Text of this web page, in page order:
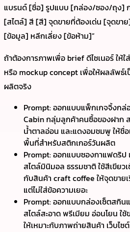
แบรนด์ [ชื่อ] รูปแบบ [กล่อง/ซอง/ถุง]
[สไตล์] สี [สี] จุดขายที่ต้องเด่น [จุดขา
[ข้อมูล] หลีกเลี่ยง [ข้อห้าม]”
ถ้าต้องการภาพเพื่อ brief ดีไซเนอร์ ให้
หรือ mockup concept เพื่อให้ผลลัพธ์
ผลิตจริง
Prompt: ออกแบบแพ็กเกจจิ้งก
Cabin กลุ่มลูกค้าคนซื้อของฝาก
น้ำตาลอ่อน และแดงอมชมพู ให้ชื่
พื้นที่สำหรับสติกเกอร์วันผลิต
Prompt: ออกแบบซองกาแฟดริป
สไตล์มินิมอล ธรรมชาติ ใช้สีเขียว
กับสินค้า craft coffee ให้จุดขาย
แต่ไม่ใส่ข้อความเยอะ
Prompt: ออกแบบกล่องเซ็ตสกิน
สไตล์สะอาด พรีเมียม อ่อนโยน ใ
ให้เหมาะกับภาพถ่ายสินค้า เว็บไซ